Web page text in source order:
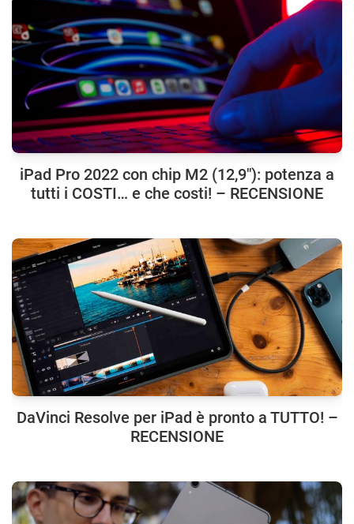
iPad Pro 2022 con chip M2 (12,9″): potenza a
tutti i COSTI… e che costi! – RECENSIONE
DaVinci Resolve per iPad è pronto a TUTTO! –
RECENSIONE